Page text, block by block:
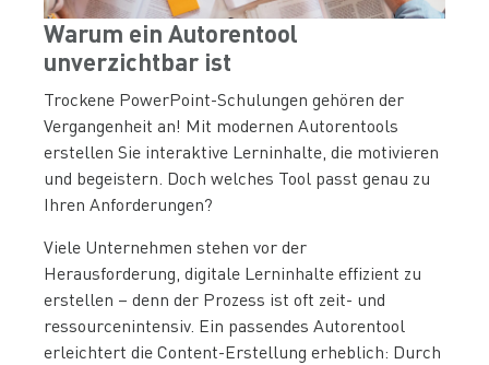
Warum ein Autorentool
unverzichtbar ist
Trockene PowerPoint-Schulungen gehören der
Vergangenheit an! Mit modernen Autorentools
erstellen Sie interaktive Lerninhalte, die motivieren
und begeistern. Doch welches Tool passt genau zu
Ihren Anforderungen?
Viele Unternehmen stehen vor der
Herausforderung, digitale Lerninhalte effizient zu
erstellen – denn der Prozess ist oft zeit- und
ressourcenintensiv. Ein passendes Autorentool
erleichtert die Content-Erstellung erheblich: Durch